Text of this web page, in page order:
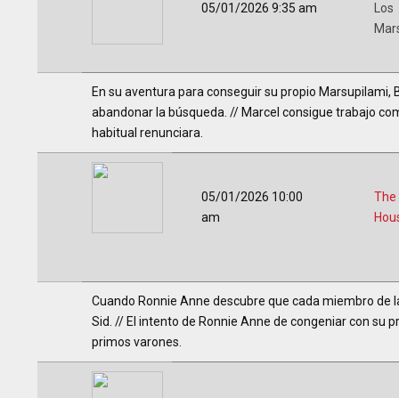
05/01/2026 9:35 am
Los
En su aventura para conseguir su propio
abandonar la búsqueda. // Marcel consigue trabajo
habitual renunciara.
05/01/2026 10:00
am
The
Cuando Ronnie Anne descubre que cada miembro
Sid. // El intento de Ronnie Anne de congeniar con su
primos varones.